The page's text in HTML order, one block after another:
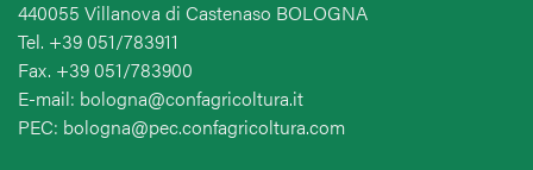
440055 Villanova di Castenaso BOLOGNA
Tel. +39 051/783911
Fax. +39 051/783900
E-mail: bologna@confagricoltura.it
PEC: bologna@pec.confagricoltura.com